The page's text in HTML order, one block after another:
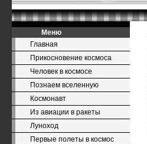
Меню
Главная
Прикосновение космоса
Человек в космосе
Познаем вселенную
Космонавт
Из авиации в ракеты
Луноход
Первые полеты в космос